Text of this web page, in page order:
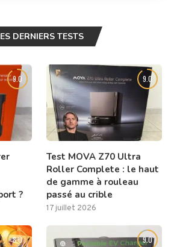
DERNIERS TESTS
9.0
?
9.0
Test MOVA Z70 Ultra
Roller Complete : le haut
de gamme à rouleau
passé au crible
17 juillet 2026
8.0 9.0